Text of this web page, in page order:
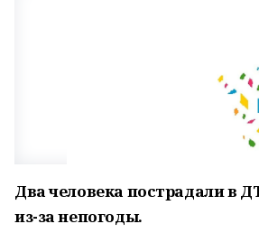
Два человека пострадали в
из-за непогоды.